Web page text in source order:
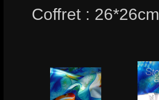
Coffret : 26*26cm